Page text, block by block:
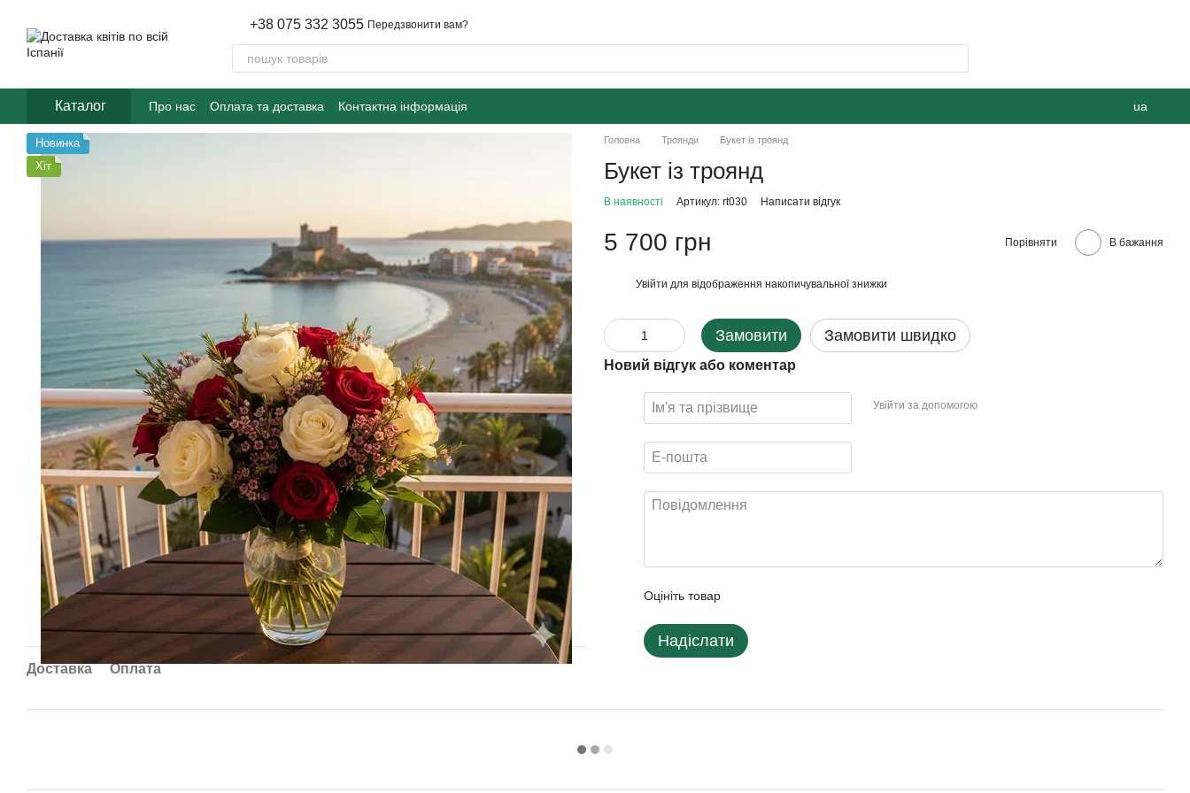
+38 075 332 3055 Передзвонити вам?
Каталог Про нас Оплата та доставка Контактна інформація ua
Новинка
Хіт
Доставка Оплата
Головна Троянди Букет із троянд
Букет із троянд
В наявності Артикул: rt030 Написати відгук
5 700 грн Порівняти В бажання
Увійти для відображення накопичувальної знижки
Замовити Замовити швидко
Новий відгук або коментар
Увійти за допомогою
Оцініть товар
Надіслати